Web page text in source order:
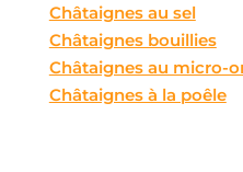
Châtaignes au sel
Châtaignes bouillies
Châtaignes au micro-
Châtaignes à la poêle